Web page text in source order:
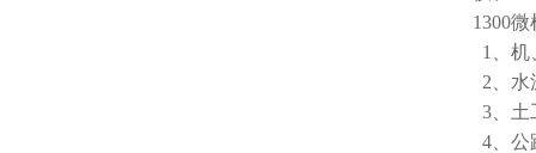
1300
1、
2、水
3、土
4、公